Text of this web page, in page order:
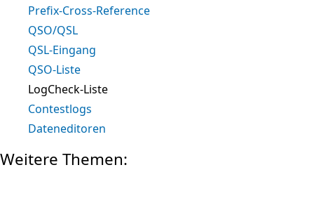
Prefix-Cross-Reference
QSO/QSL
QSL-Eingang
QSO-Liste
LogCheck-Liste
Contestlogs
Dateneditoren
Weitere Themen: